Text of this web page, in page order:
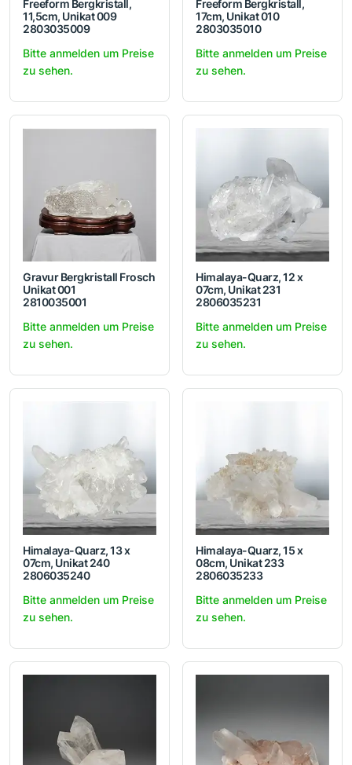
Freeform Bergkristall,
11,5cm, Unikat 009
2803035009
Bitte anmelden um Preise
zu sehen.
Freeform Bergkristall,
17cm, Unikat 010
2803035010
Bitte anmelden um Preise
zu sehen.
Gravur Bergkristall Frosch
Unikat 001
2810035001
Bitte anmelden um Preise
zu sehen.
Himalaya-Quarz, 12 x
07cm, Unikat 231
2806035231
Bitte anmelden um Preise
zu sehen.
Himalaya-Quarz, 13 x
07cm, Unikat 240
2806035240
Bitte anmelden um Preise
zu sehen.
Himalaya-Quarz, 15 x
08cm, Unikat 233
2806035233
Bitte anmelden um Preise
zu sehen.